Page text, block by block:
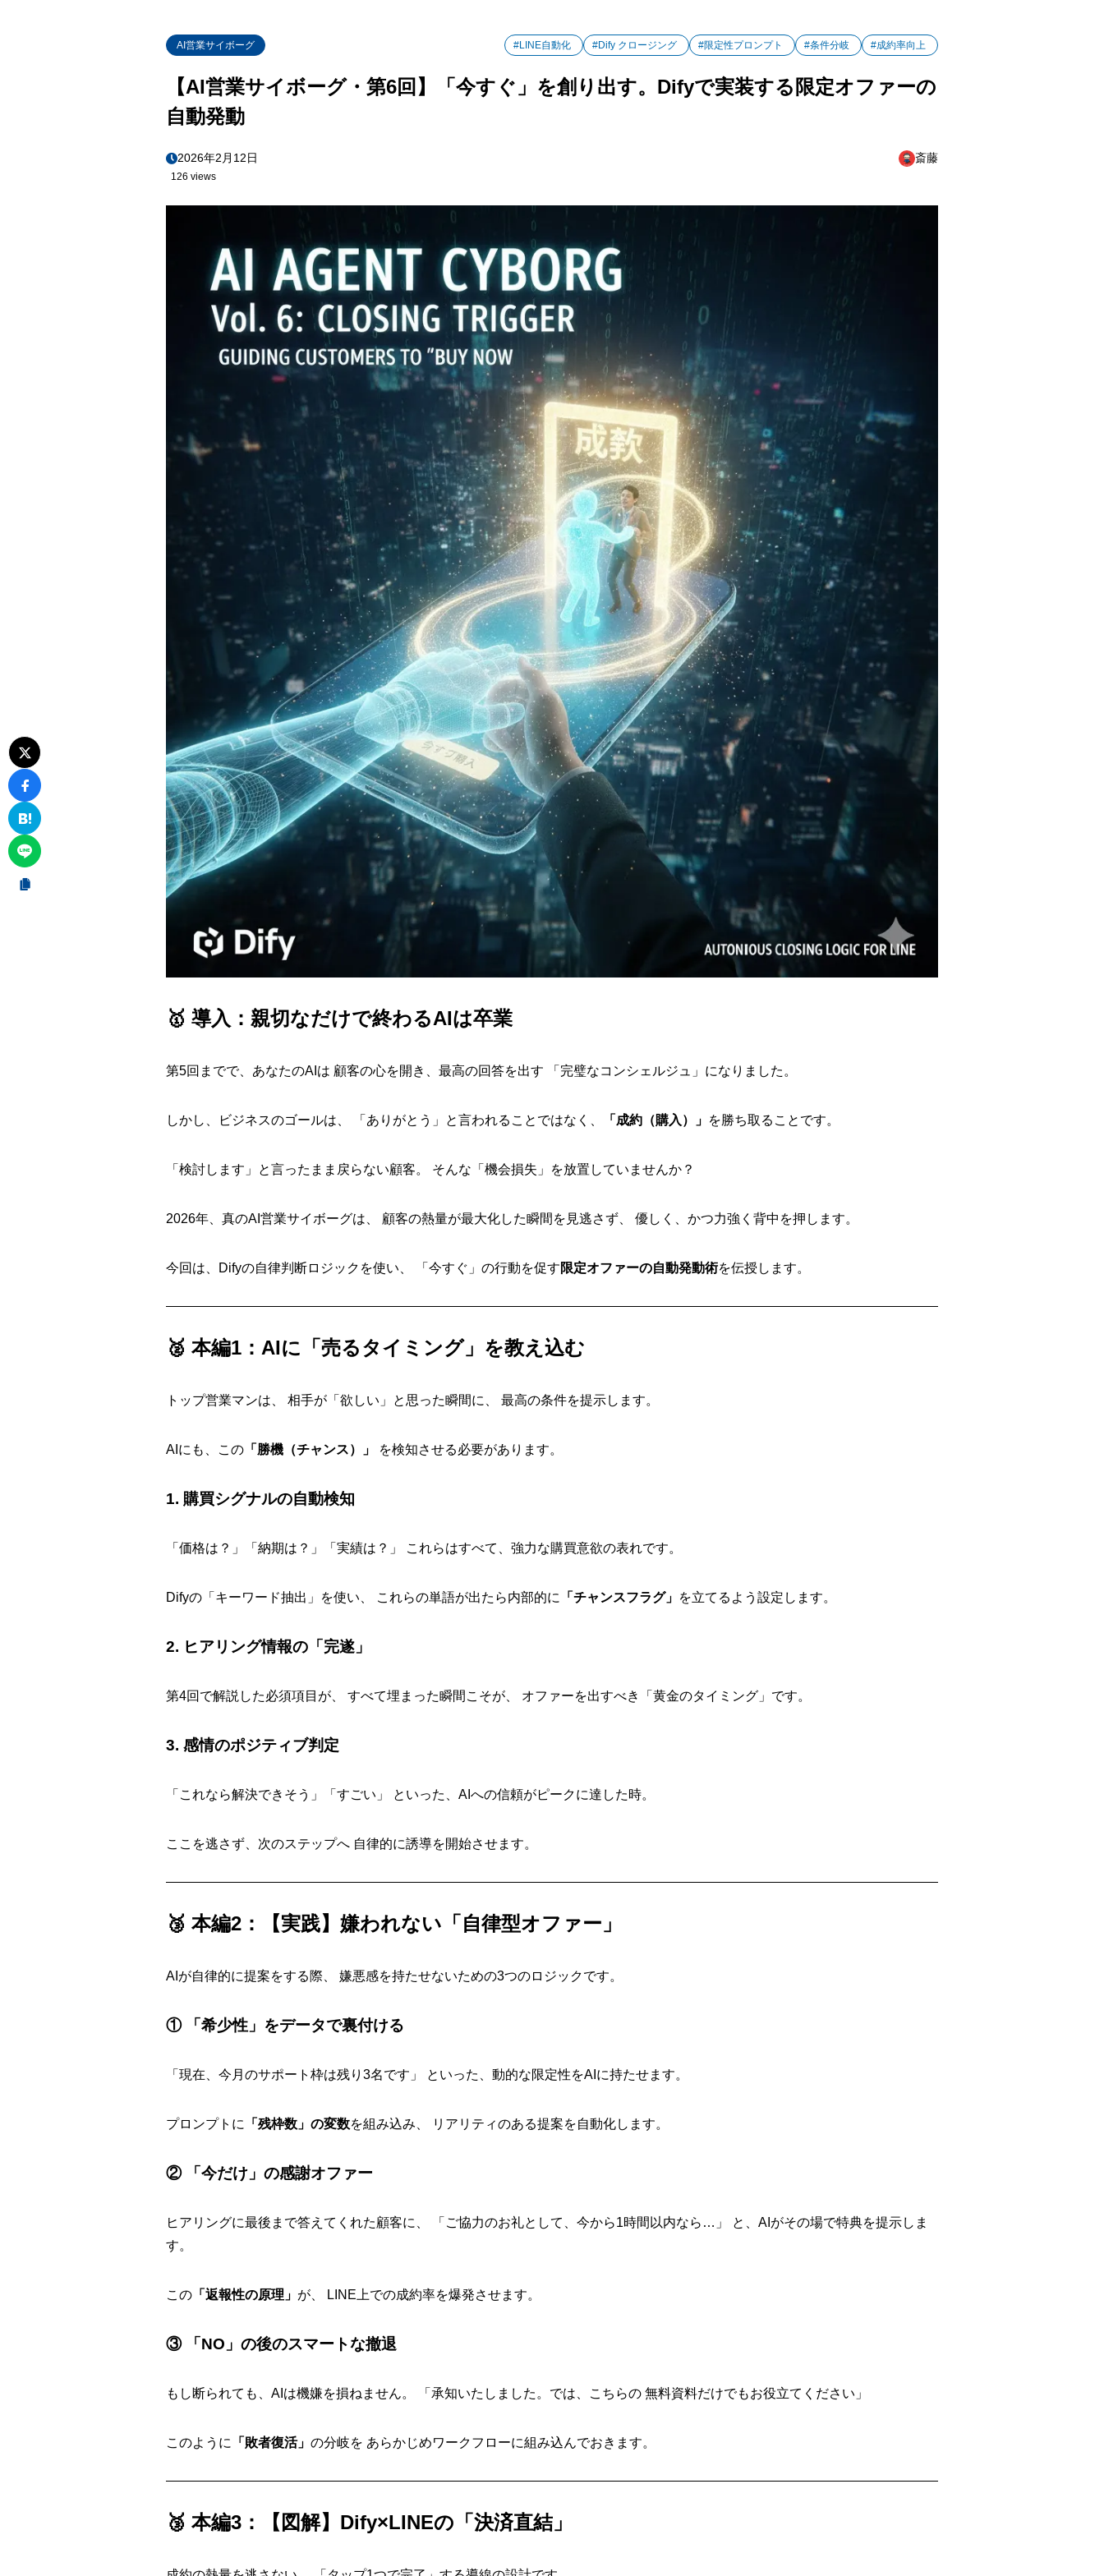
AI営業サイボーグ #LINE自動化 #Dify クロージング #限定性プロンプト #条件分岐 #成約率向上
【AI営業サイボーグ・第6回】「今すぐ」を創り出す。Difyで実装する限定オファーの
自動発動
2026年2月12日 斎藤
126 views
🥇 導入：親切なだけで終わるAIは卒業
第5回までで、あなたのAIは 顧客の心を開き、最高の回答を出す 「完璧なコンシェルジュ」になりました。
しかし、ビジネスのゴールは、 「ありがとう」と言われることではなく、 「成約（購入）」 を勝ち取ることです。
「検討します」と言ったまま戻らない顧客。 そんな「機会損失」を放置していませんか？
2026年、真のAI営業サイボーグは、 顧客の熱量が最大化した瞬間を見逃さず、 優しく、かつ力強く背中を押します。
今回は、Difyの自律判断ロジックを使い、 「今すぐ」の行動を促す限定オファーの自動発動術を伝授します。
🥈 本編1：AIに「売るタイミング」を教え込む
トップ営業マンは、 相手が「欲しい」と思った瞬間に、 最高の条件を提示します。
AIにも、この 「勝機（チャンス）」 を検知させる必要があります。
1. 購買シグナルの自動検知
「価格は？」「納期は？」「実績は？」 これらはすべて、強力な購買意欲の表れです。
Difyの「キーワード抽出」を使い、 これらの単語が出たら内部的に 「チャンスフラグ」 を立てるよう設定します。
2. ヒアリング情報の「完遂」
第4回で解説した必須項目が、 すべて埋まった瞬間こそが、 オファーを出すべき「黄金のタイミング」です。
3. 感情のポジティブ判定
「これなら解決できそう」「すごい」 といった、AIへの信頼がピークに達した時。
ここを逃さず、次のステップへ 自律的に誘導を開始させます。
🥉 本編2：【実践】嫌われない「自律型オファー」
AIが自律的に提案をする際、 嫌悪感を持たせないための3つのロジックです。
① 「希少性」をデータで裏付ける
「現在、今月のサポート枠は残り3名です」 といった、動的な限定性をAIに持たせます。
プロンプトに 「残枠数」の変数を組み込み、 リアリティのある提案を自動化します。
② 「今だけ」の感謝オファー
ヒアリングに最後まで答えてくれた顧客に、 「ご協力のお礼として、今から1時間以内なら…」 と、AIがその場で特典を提示しま
す。
この 「返報性の原理」 が、 LINE上での成約率を爆発させます。
③ 「NO」の後のスマートな撤退
もし断られても、AIは機嫌を損ねません。 「承知いたしました。では、こちらの 無料資料だけでもお役立てください」
このように 「敗者復活」 の分岐を あらかじめワークフローに組み込んでおきます。
🥉 本編3：【図解】Dify×LINEの「決済直結」